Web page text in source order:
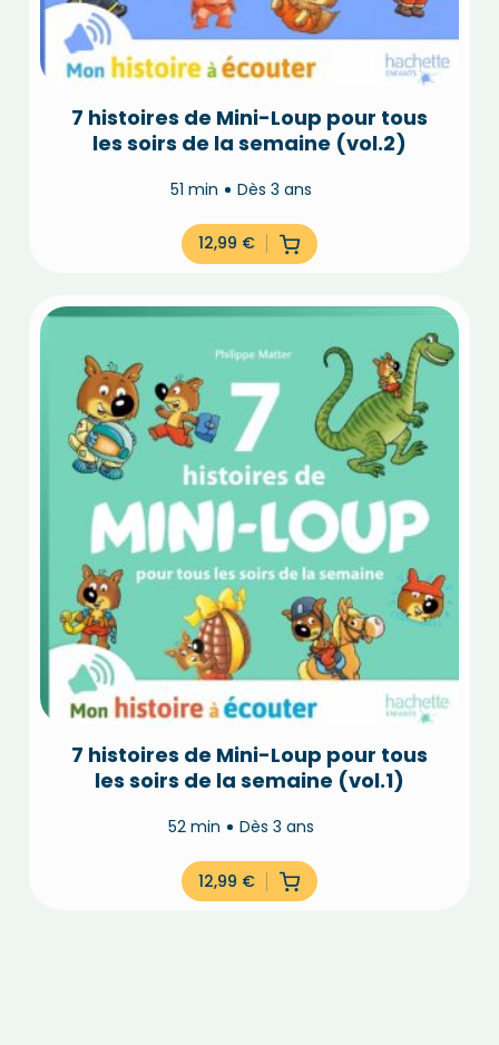
7 histoires de Mini-Loup pour tous
les soirs de la semaine (vol.2)
51 min Dès 3 ans
12,99 €
7 histoires de Mini-Loup pour tous
les soirs de la semaine (vol.1)
52 min Dès 3 ans
12,99 €